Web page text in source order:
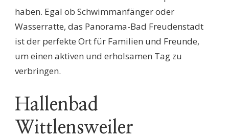
haben. Egal ob Schwimmanfänger oder
Wasserratte, das Panorama-Bad Freudenstadt
ist der perfekte Ort für Familien und Freunde,
um einen aktiven und erholsamen Tag zu
verbringen.
Hallenbad
Wittlensweiler